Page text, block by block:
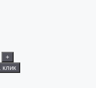
+
клик